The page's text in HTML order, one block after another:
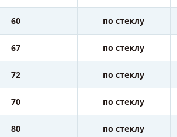
60 по стеклу
67 по стеклу
72 по стеклу
70 по стеклу
80 по стеклу